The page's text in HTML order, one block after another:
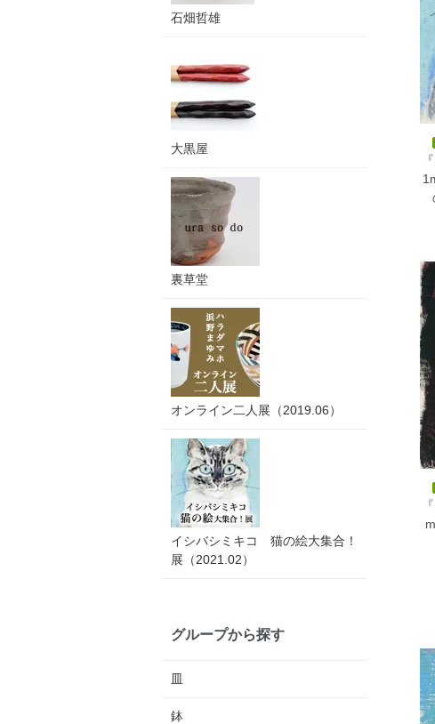
m
石畑哲雄
大黒屋
裏草堂
オンライン二人展（2019.06）
イシバシミキコ 猫の絵大集合！
展（2021.02）
グループから探す
皿
鉢